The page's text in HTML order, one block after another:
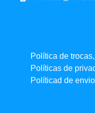
Política de
Políticas de
Políticad de